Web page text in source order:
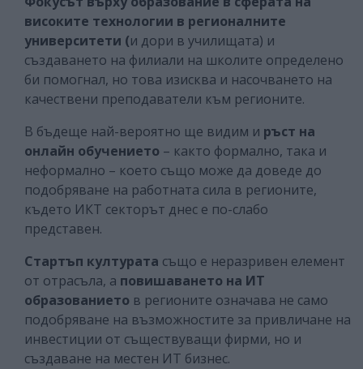
високите технологии в регионалните
университети (и дори в училищата) и
създаването на филиали на школите определено
би помогнал, но това изисква и насочването на
качествени преподаватели към регионите.
В бъдеще най-вероятно ще видим и ръст на
онлайн обучението – както формално, така и
неформално – което също може да доведе до
подобряване на работната сила в регионите,
където ИКТ секторът днес е по-слабо
представен.
Стартъп културата също е неразривен елемент
от отрасъла, а повишаването на ИТ
образованието в регионите означава не само
подобряване на възможностите за привличане на
инвестиции от съществуващи фирми, но и
създаване на местен ИТ бизнес.